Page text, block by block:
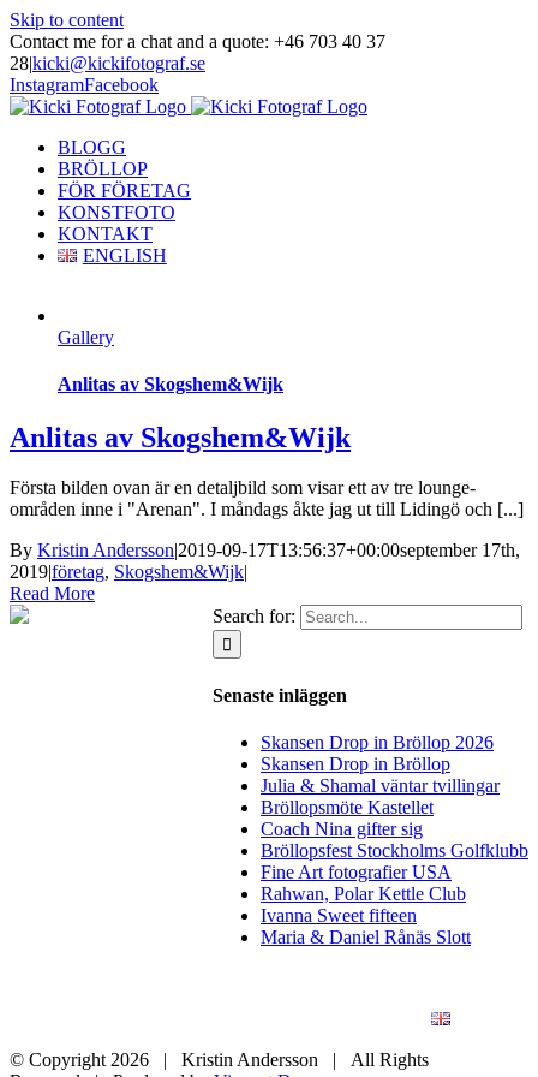
Skip to content
Contact me for a chat and a quote: +46 703 40 37
28|kicki@kickifotograf.se
InstagramFacebook
BLOGG
BRÖLLOP
FÖR FÖRETAG
KONSTFOTO
KONTAKT
ENGLISH
Gallery
Anlitas av Skogshem&Wijk
Anlitas av Skogshem&Wijk
Första bilden ovan är en detaljbild som visar ett av tre lounge-
områden inne i "Arenan". I måndags åkte jag ut till Lidingö och [...]
By Kristin Andersson|2019-09-17T13:56:37+00:00september 17th,
2019|företag, Skogshem&Wijk|
Read More
Search for:
Senaste inläggen
Skansen Drop in Bröllop 2026
Skansen Drop in Bröllop
Julia & Shamal väntar tvillingar
Bröllopsmöte Kastellet
Coach Nina gifter sig
Bröllopsfest Stockholms Golfklubb
Fine Art fotografier USA
Rahwan, Polar Kettle Club
Ivanna Sweet fifteen
Maria & Daniel Rånäs Slott
© Copyright 2026 | Kristin Andersson | All Rights